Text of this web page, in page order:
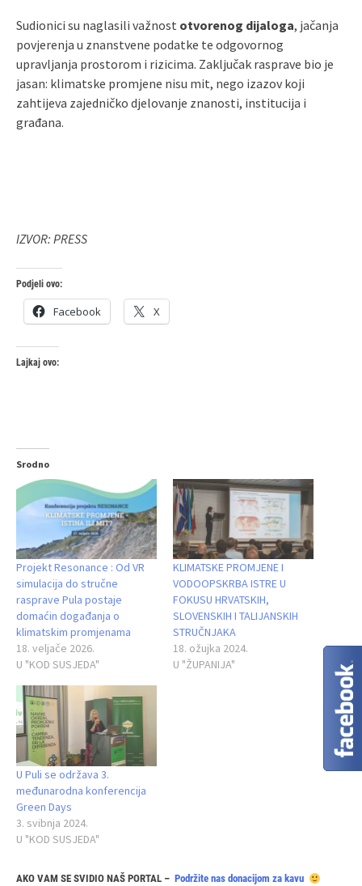
Sudionici su naglasili važnost otvorenog dijaloga, jačanja
povjerenja u znanstvene podatke te odgovornog
upravljanja prostorom i rizicima. Zaključak rasprave bio je
jasan: klimatske promjene nisu mit, nego izazov koji
zahtijeva zajedničko djelovanje znanosti, institucija i
građana.
IZVOR: PRESS
Podjeli ovo:
Facebook X
Lajkaj ovo:
Srodno
Projekt Resonance : Od VR
simulacija do stručne
rasprave Pula postaje
domaćin događanja o
klimatskim promjenama
18. veljače 2026.
U "KOD SUSJEDA"
KLIMATSKE PROMJENE I
VODOOPSKRBA ISTRE U
FOKUSU HRVATSKIH,
SLOVENSKIH I TALIJANSKIH
STRUČNJAKA
18. ožujka 2024.
U "ŽUPANIJA"
U Puli se održava 3.
međunarodna konferencija
Green Days
3. svibnja 2024.
U "KOD SUSJEDA"
AKO VAM SE SVIDIO NAŠ PORTAL – Podržite nas donacijom za kavu